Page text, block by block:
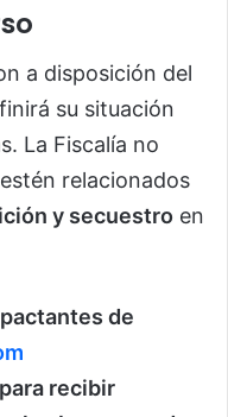
a disposición del
su situación
La Fiscalía no
relacionados
y secuestro en
de
recibir